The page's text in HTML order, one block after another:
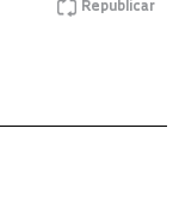
Republicar